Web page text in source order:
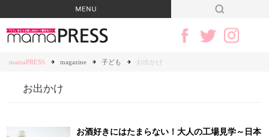
mamaPRESS magazine 子ども お出かけ
お出かけ
お酒好きにはたまらない！大人の工場見学～日本